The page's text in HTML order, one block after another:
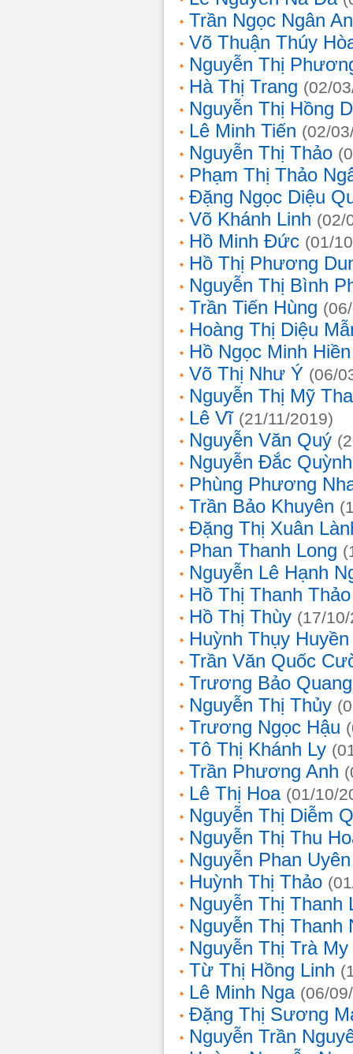
Trần Ngọc Ngân
Võ Thuận Thúy
Nguyễn Thị
Hà Thị Trang (02/
Nguyễn Thị Hồng
Lê Minh Tiến (02/
Nguyễn Thị Thảo
Phạm Thị Thảo
Đặng Ngọc Diệu
Võ Khánh Linh (02/
Hồ Minh Đức (01/
Hồ Thị Phương
Nguyễn Thị Bình
Trần Tiến Hùng
Hoàng Thị Diệu
Hồ Ngọc Minh Hiền
Võ Thị Như Ý (06/
Nguyễn Thị Mỹ
Lê Vĩ (21/11/2019)
Nguyễn Văn Quý
Nguyễn Đắc
Phùng Phương
Trần Bảo Khuyên
Đặng Thị Xuân
Phan Thanh Long
Nguyễn Lê Hạnh
Hồ Thị Thanh Thảo
Hồ Thị Thùy (17/
Huỳnh Thụy
Trần Văn Quốc
Trương Bảo
Nguyễn Thị Thủy
Trương Ngọc Hậu
Tô Thị Khánh Ly
Trần Phương Anh
Lê Thị Hoa (01/10/
Nguyễn Thị Diễm
Nguyễn Thị Thu
Nguyễn Phan
Huỳnh Thị Thảo
Nguyễn Thị Thanh
Nguyễn Thị Thanh
Nguyễn Thị Trà My
Từ Thị Hồng Linh
Lê Minh Nga (06/
Đặng Thị Sương
Nguyễn Trần